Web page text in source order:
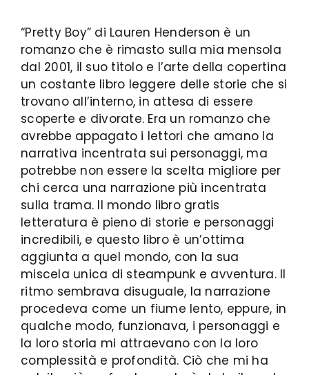
“Pretty Boy” di Lauren Henderson è un
romanzo che è rimasto sulla mia mensola
dal 2001, il suo titolo e l’arte della copertina
un costante libro leggere delle storie che si
trovano all’interno, in attesa di essere
scoperte e divorate. Era un romanzo che
avrebbe appagato i lettori che amano la
narrativa incentrata sui personaggi, ma
potrebbe non essere la scelta migliore per
chi cerca una narrazione più incentrata
sulla trama. Il mondo libro gratis
letteratura è pieno di storie e personaggi
incredibili, e questo libro è un’ottima
aggiunta a quel mondo, con la sua
miscela unica di steampunk e avventura. Il
ritmo sembrava disuguale, la narrazione
procedeva come un fiume lento, eppure, in
qualche modo, funzionava, i personaggi e
la loro storia mi attraevano con la loro
complessità e profondità. Ciò che mi ha